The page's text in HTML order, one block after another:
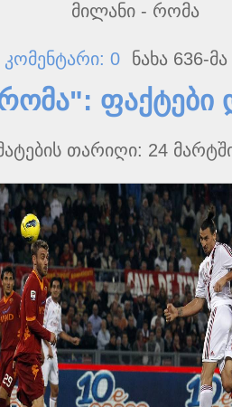
მილანი - რომა
კომენტარი: 0 ნახა 636-
ფაქტები
თარიღი: 24